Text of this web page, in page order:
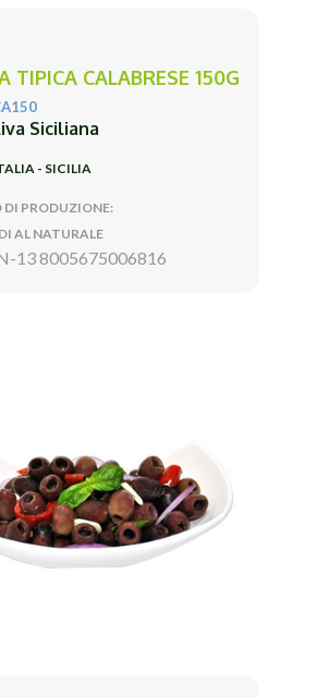
TIPICA CALABRESE 150G
Siciliana
- SICILIA
DI PRODUZIONE:
AL NATURALE
13 8005675006816